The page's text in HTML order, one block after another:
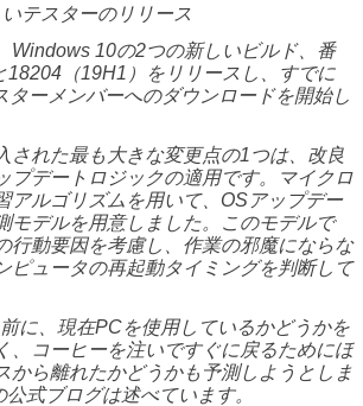
テスターのリリース
Windows 10の2つの新しいビルド、番
18204（19H1）をリリースし、すでに
ターメンバーへのダウンロードを開始し
された最も大きな変更点の1つは、改良
プデートロジックの適用です。マイクロ
アルゴリズムを用いて、OSアップデー
モデルを用意しました。このモデルで
行動要因を考慮し、作業の邪魔にならな
ピュータの再起動タイミングを判断して
に、現在PCを使用しているかどうかを
、コーヒーを注いですぐに戻るためにほ
から離れたかどうかも予測しようとしま
式ブログは述べています。